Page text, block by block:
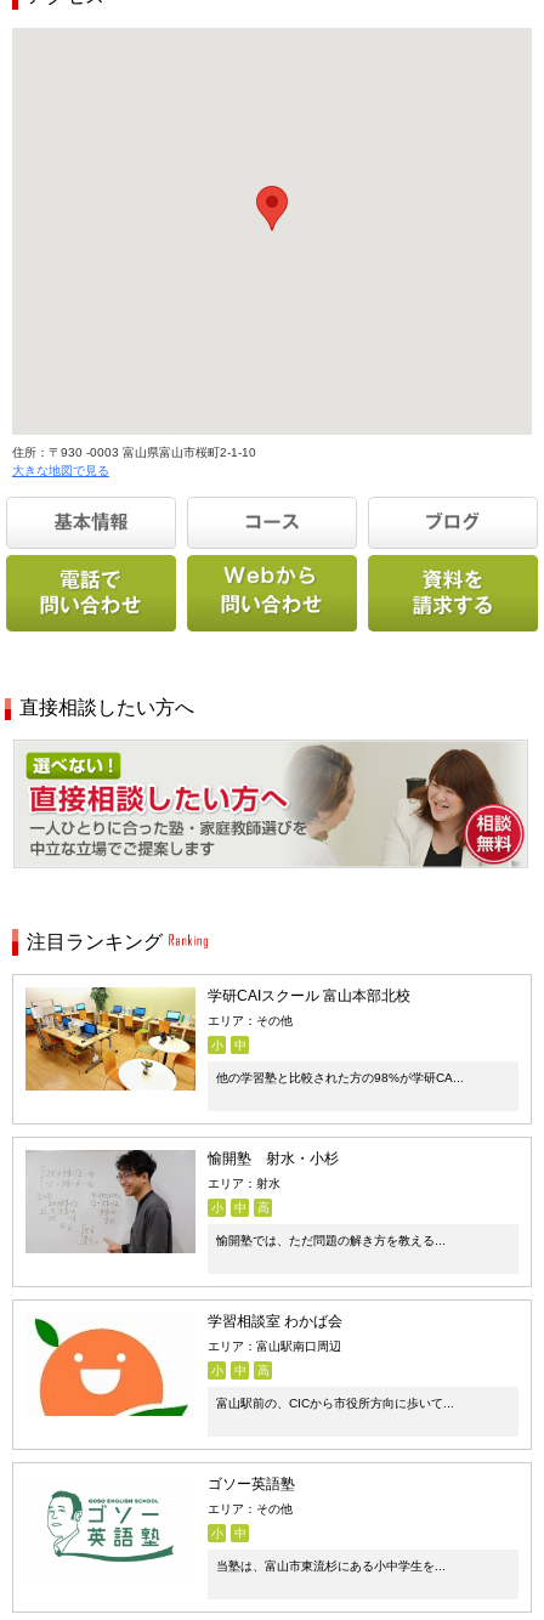
住所：〒930 -0003 富山県富山市桜町2-1-10
大きな地図で見る
直接相談したい方へ
注目ランキング
学研CAIスクール 富山本部北校
エリア：その他
小
中
他の学習塾と比較された方の98%が学研CA...
愉開塾 射水・小杉
エリア：射水
小
中 高
愉開塾では、ただ問題の解き方を教える...
学習相談室 わかば会
エリア：富山駅南口周辺
小
中 高
富山駅前の、CICから市役所方向に歩いて...
ゴソー英語塾
エリア：その他
小
中
当塾は、富山市東流杉にある小中学生を...